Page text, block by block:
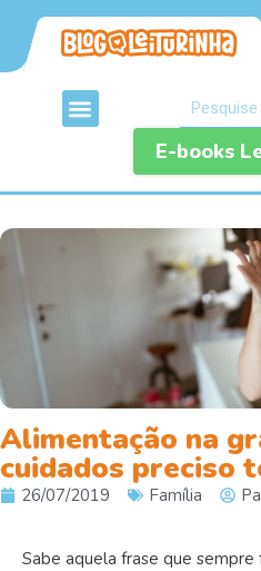
E-books
Alimentação na
cuidados preciso
26/07/2019 Família
Sabe aquela frase que